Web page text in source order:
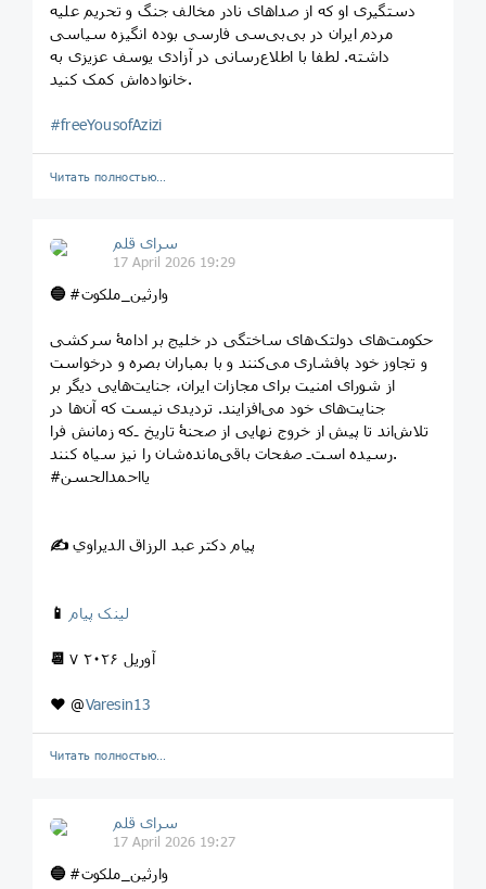
دستگیری او که از صداهای نادر مخالف جنگ و تحریم علیه
مردم ایران در بی‌بی‌سی فارسی بوده انگیزه سیاسی
داشته. لطفا با اطلاع‌رسانی در آزادی یوسف عزیزی به
خانواده‌اش کمک کنید.
#freeYousofAzizi
Читать полностью…
سرای قلم
17 April 2026 19:29
🔵 #وارثین_ملکوت
حکومت‌های دولتک‌های ساختگی در خلیج بر ادامۀ سرکشی
و تجاوز خود پافشاری می‌کنند و با بمباران بصره و درخواست
از شورای امنیت برای مجازات ایران، جنایت‌هایی دیگر بر
جنایت‌های خود می‌افزایند. تردیدی نیست که آن‌ها در
تلاش‌اند تا پیش از خروج نهایی از صحنۀ تاریخ ـ‌که زمانش فرا
رسیده است‌ـ صفحات باقی‌مانده‌شان را نیز سیاه کنند.
#یااحمدالحسن
✍️ پیام دکتر عبد الرزاق الدیراوي
📱 لینک پیام
📆 ۷ آوریل ۲۰۲۶
❤️ @Varesin13
Читать полностью…
سرای قلم
17 April 2026 19:27
🔵 #وارثین_ملکوت